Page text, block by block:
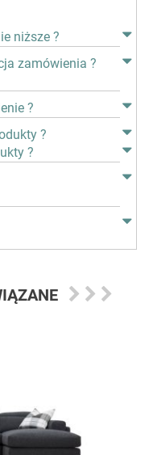
niższe ?
zamówienia ?
?
?
?